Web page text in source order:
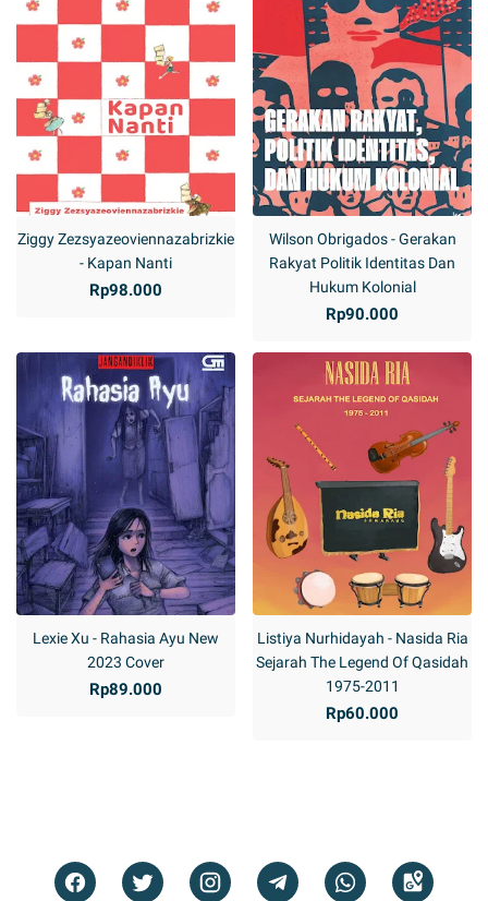
Ziggy Zezsyazeoviennazabrizkie
- Kapan Nanti
Rp98.000
Wilson Obrigados - Gerakan
Rakyat Politik Identitas Dan
Hukum Kolonial
Rp90.000
Lexie Xu - Rahasia Ayu New
2023 Cover
Rp89.000
Listiya Nurhidayah - Nasida Ria
Sejarah The Legend Of Qasidah
1975-2011
Rp60.000